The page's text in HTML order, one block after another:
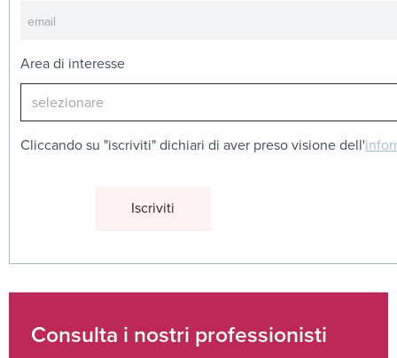
Area di interesse
Cliccando su "iscriviti" dichiari di aver preso visione dell'
Consulta i nostri professionisti